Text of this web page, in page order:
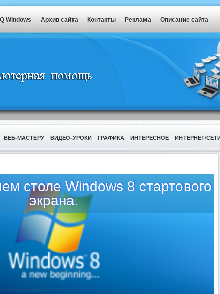
Windows Архив сайта Контакты Реклама Описание сайта
ВЕБ-МАСТЕРУ ВИДЕО-УРОКИ ГРАФИКА ИНТЕРЕСНОЕ ИНТЕРНЕТ/
столе Windows 8 стартового
экрана.